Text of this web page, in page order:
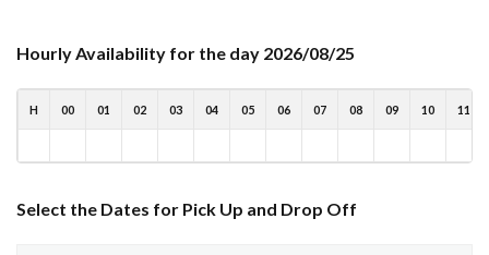
Hourly Availability for the day 2026/08/25
H 00 01 02 03 04 05 06 07 08 09 10 11
Select the Dates for Pick Up and Drop Off